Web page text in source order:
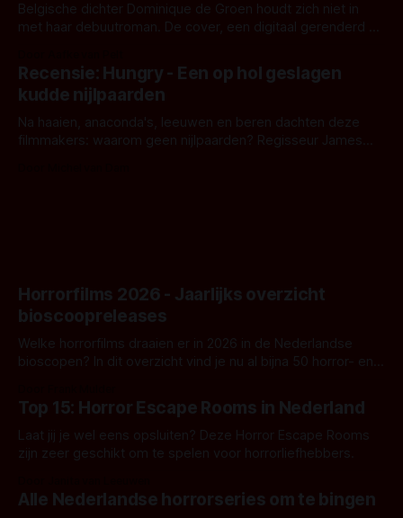
Belgische dichter Dominique de Groen houdt zich niet in
met haar debuutroman. De cover, een digitaal gerenderd en
achtergrond, belooft iets kleurrijks maar onheilspellends,
iets ongrijpbaars. En dat maakt De Groen met ieder woord
waar.
Recensie: Hungry - Een op hol geslagen
kudde nijlpaarden
Na haaien, anaconda's, leeuwen en beren dachten deze
filmmakers: waarom geen nijlpaarden? Regisseur James
Horrorfilms 2026 - Jaarlijks overzicht
bioscoopreleases
Welke horrorfilms draaien er in 2026 in de Nederlandse
bioscopen? In dit overzicht vind je nu al bijna 50 horror- en
Top 15: Horror Escape Rooms in Nederland
Laat jij je wel eens opsluiten? Deze Horror Escape Rooms
zijn zeer geschikt om te spelen voor horrorliefhebbers.
Alle Nederlandse horrorseries om te bingen